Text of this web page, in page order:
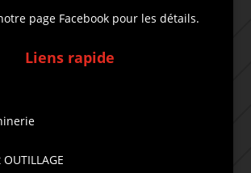
page Facebook pour les détails.
Liens rapide